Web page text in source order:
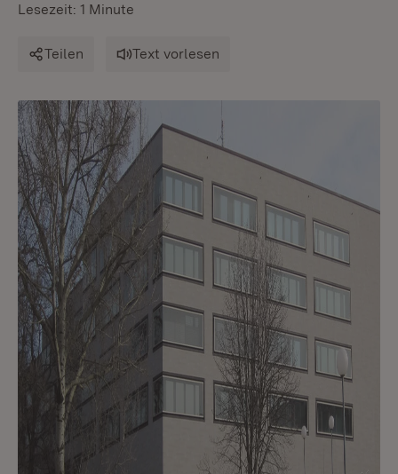
Lesezeit: 1 Minute
Teilen Text vorlesen